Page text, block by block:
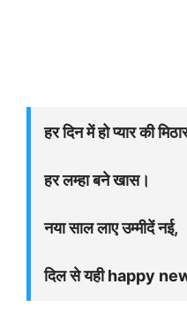
हर दिन में हो प्यार की
हर लम्हा बने खास।
नया साल लाए उम्मीदें नई,
दिल से यही happy